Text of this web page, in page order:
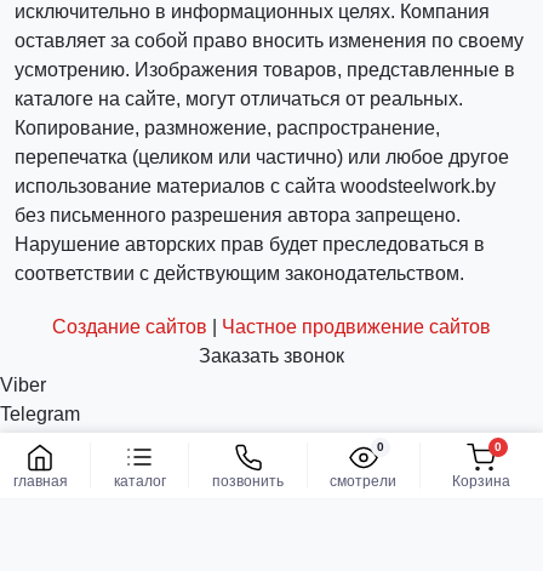
главная каталог смотрели
0
позвонить Корзина
0
Заказать
исключительно в информационных целях. Компания
оставляет за собой право вносить изменения по своему
усмотрению. Изображения товаров, представленные в
каталоге на сайте, могут отличаться от реальных.
Копирование, размножение, распространение,
перепечатка (целиком или частично) или любое другое
использование материалов с сайта woodsteelwork.by
без письменного разрешения автора запрещено.
Нарушение авторских прав будет преследоваться в
соответствии с действующим законодательством.
Создание сайтов
Частное продвижение сайтов
Заказать звонок
Viber
Telegram
WhatsApp
info@woodsteelwork.by